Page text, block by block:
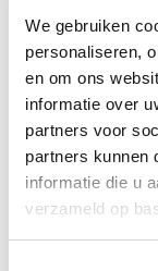
We gebruiken
personaliseren,
en om ons
informatie over
partners voor
partners kunnen
informatie die u
verzameld op